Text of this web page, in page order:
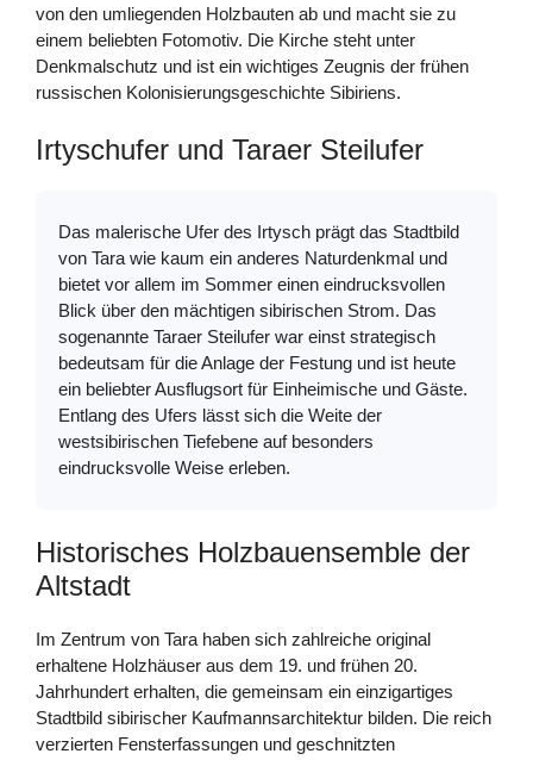
von den umliegenden Holzbauten ab und macht sie zu
einem beliebten Fotomotiv. Die Kirche steht unter
Denkmalschutz und ist ein wichtiges Zeugnis der frühen
russischen Kolonisierungsgeschichte Sibiriens.
Irtyschufer und Taraer Steilufer
Das malerische Ufer des Irtysch prägt das Stadtbild
von Tara wie kaum ein anderes Naturdenkmal und
bietet vor allem im Sommer einen eindrucksvollen
Blick über den mächtigen sibirischen Strom. Das
sogenannte Taraer Steilufer war einst strategisch
bedeutsam für die Anlage der Festung und ist heute
ein beliebter Ausflugsort für Einheimische und Gäste.
Entlang des Ufers lässt sich die Weite der
westsibirischen Tiefebene auf besonders
eindrucksvolle Weise erleben.
Historisches Holzbauensemble der
Altstadt
Im Zentrum von Tara haben sich zahlreiche original
erhaltene Holzhäuser aus dem 19. und frühen 20.
Jahrhundert erhalten, die gemeinsam ein einzigartiges
Stadtbild sibirischer Kaufmannsarchitektur bilden. Die reich
verzierten Fensterfassungen und geschnitzten